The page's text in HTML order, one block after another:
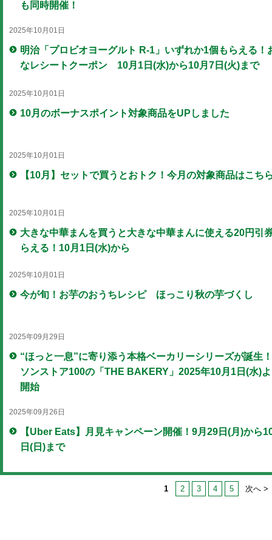
も同時開催！
2025年10月01日
明治「プロビオヨーグルト R-1」いずれか1個もらえる！
なレシートクーポン 10月1日(水)から10月7日(火)まで
2025年10月01日
10月のボーナスポイント対象商品をUPしました
2025年10月01日
【10月】セットで買うとおトク！今月の対象商品はこち
2025年10月01日
大きな中華まんを買うと大きな中華まんに使える20円引
らえる！10月1日(水)から
2025年10月01日
今が旬！お芋のおうちレシピ ほっこり秋の芋づくし
2025年09月29日
“ほっと一息”に寄り添う本格ベーカリーシリーズが誕生
ソンストア100の「THE BAKERY」2025年10月1日(水)
開始
2025年09月26日
【Uber Eats】月見キャンペーン開催！9月29日(月)から
日(日)まで
1 2 3 4 5 次へ >